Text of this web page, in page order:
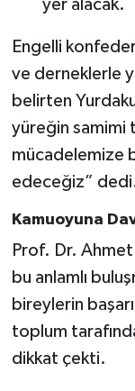
yer alacak.
Engelli
ve derneklerle
belirten
yüreğin samimi
mücadelemize
edeceğiz”
Kamuoyuna
Prof. Dr.
bu anlamlı
bireylerin
toplum
dikkat çekti.